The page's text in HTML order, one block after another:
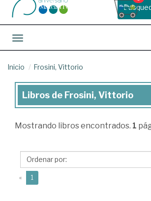
Toggle navigation
Inicio Frosini, Vittorio
Libros
Frosini,
Libros de Frosini, Vittorio
Mostrando libros encontrados. 1
« 1